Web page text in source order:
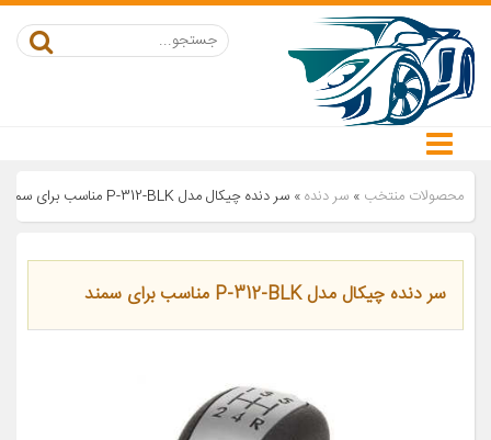
محصولات منتخب » سر دنده» سر دنده چیکال مدل P-312-BLK مناسب برای سمند
سر دنده چیکال مدل P-312-BLK مناسب برای سمند